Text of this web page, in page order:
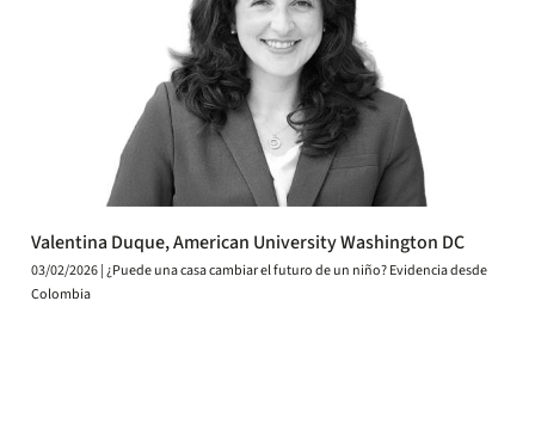
Valentina Duque, American University Washington DC
03/02/2026 | ¿Puede una casa cambiar el futuro de un niño? Evidencia desde
Colombia